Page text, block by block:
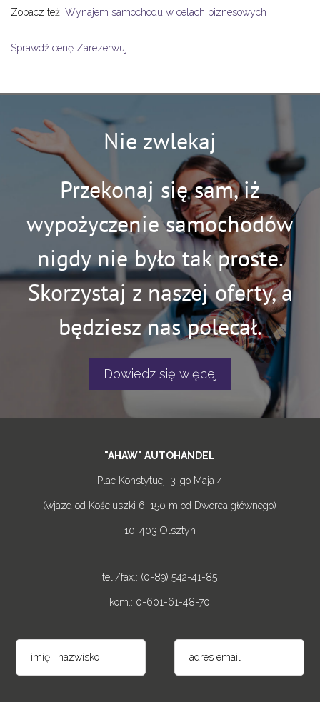
Zobacz też: Wynajem samochodu w celach biznesowych
Sprawdź cenę Zarezerwuj
Nie zwlekaj
Przekonaj się sam, iż
wypożyczenie samochodów
nigdy nie było tak proste.
Skorzystaj z naszej oferty, a
będziesz nas polecał.
Dowiedz się więcej
"AHAW" AUTOHANDEL
Plac Konstytucji 3-go Maja 4
(wjazd od Kościuszki 6, 150 m od Dworca głównego)
10-403 Olsztyn
tel./fax.: (0-89) 542-41-85
kom.: 0-601-61-48-70